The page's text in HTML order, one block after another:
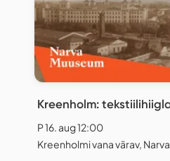
Kreenholm:
P 16. aug 12:00
Kreenholmi vana värav, Narva